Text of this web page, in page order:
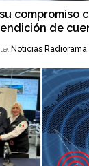
compromiso
de
Noticias Radiorama